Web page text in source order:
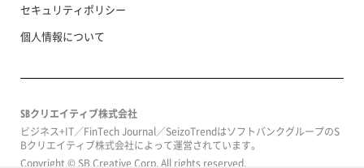
セキュリティポリシー
個人情報について
SBクリエイティブ株式会社
ビジネス+IT／FinTech Journal／SeizoTrendはソフトバンクグループのS
Bクリエイティブ株式会社によって運営されています。
Copyright © SB Creative Corp. All rights reserved.